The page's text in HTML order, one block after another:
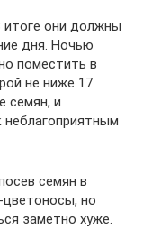
они должны
дня. Ночью
поместить в
не ниже 17
семян, и
неблагоприятным
семян в
цветоносы, но
заметно хуже.